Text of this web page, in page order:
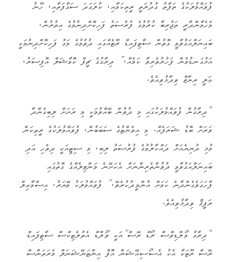
ފުވައްމުލަކުގެ ތަފާތު ގުދުރަތީ ރީތިކަމާއި، ކުލަގަދަ ސަގާފަތާއި، ހޫނު
މެހެމާންދާރީ ތަޖުރިބާ ކުރުމުގެ ފުރުސަތު ފަހިކޮށްދިނުމުގެ އިތުރުން،
ބައިނަލްއަގުވާމީ ގޮތުން ސާޓިފައިޑް ރޫޓެއްގައި ދުވުމުގެ މަގު ފަހިކޮށްދިނުމަކީ
އަޅުގަނޑުމެން ފަހުރުވެރިވާ ކަމެއް،” ދިރާގުގެ ޗީފް ކޮމާޝަލް އޮފިސަރު،
ޢަލީ ރިޔާޒް ވިދާޅުވިއެވެ.
“ދިރާގުން ފުވައްމުލަކުގައި މި ދުވުން ބޭއްވުމަކީ މި ރަށަށް ލިބިގެންދާ
ވަރަށް ބޮޑު ޝަރަފެއް. މި އިވެންޓުގެ ސަބަބުން، ފުވައްމުލަކުގެ ރީތިކަން
މުޅި ދުނިޔެއަށް ދައްކާލުމުގެ ފުރުސަތު ލިބި، މި ސިޓީއަކީ ދިވެހި އަދި
ބައިނަލްއަގުވާމީ ދުވުންތެރިންނަށް އެކަށޭނެ މަންޒިލެއްގެ ގޮތުގައި
ފާހަގަވެގެންދާނެ ކަމަށް އުންމީދުކުރެވޭ،” ފުވައްމުލަކު މޭޔަރު، އިސްމާޢިލް
ރަފީޤް ވިދާޅުވިއެވެ.
“ދިރާގު މޯލްޑިވްސް ރޯޑް ރޭސް”އަކީ ވޯލްޑް އެތުލެޓިކްސް ސާޓިފައިޑް
ރޭސް ރޫޓަކާ އެކު އެސޯސިއޭޝަން އޮފް އިންޓަނޭޝަނަލް މެރަތަންސް